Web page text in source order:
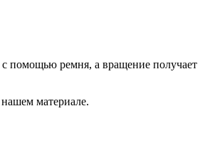
с помощью ремня, а вращение получает
материале.